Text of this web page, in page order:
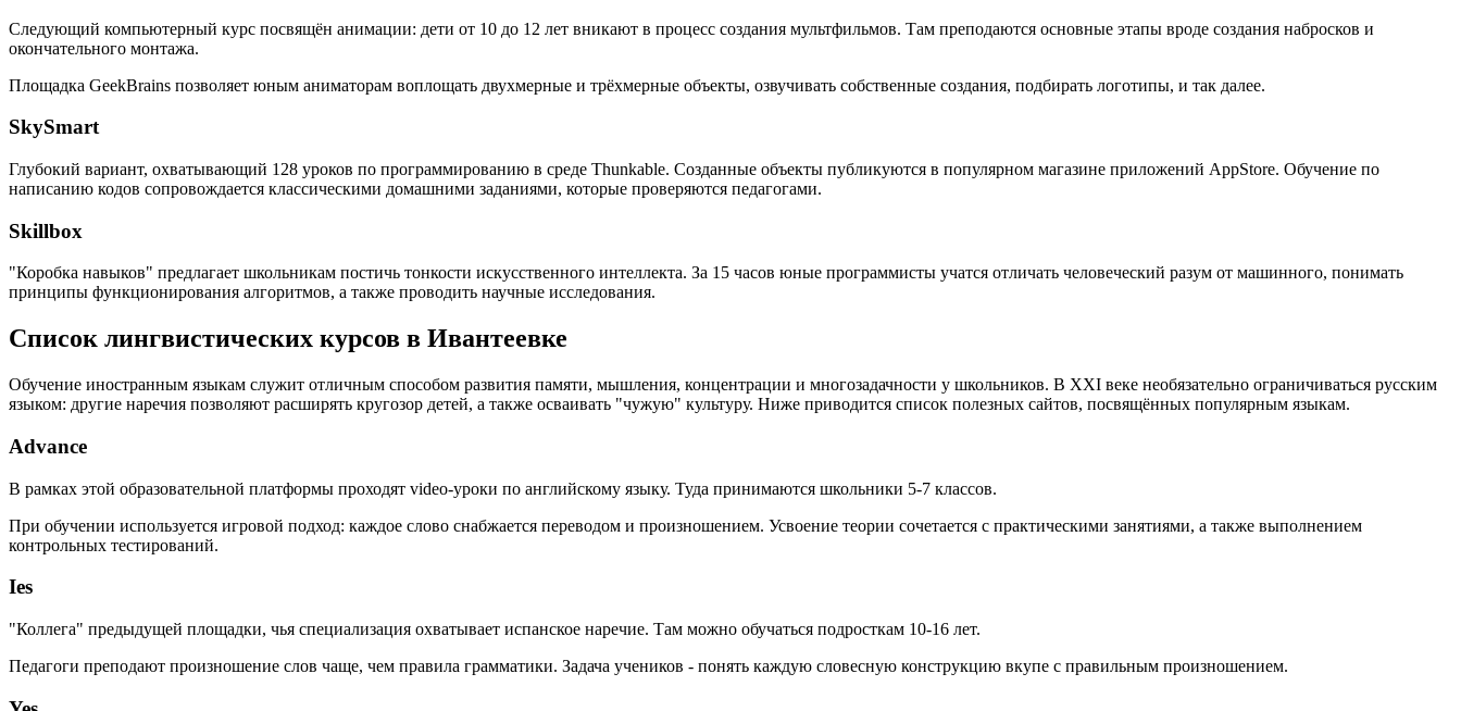
Следующий компьютерный курс посвящён анимации: дети от 10 до 12 лет вникают в процесс создания мультфильмов. Там преподаются основные этапы вроде создания набросков и
окончательного монтажа.
Площадка GeekBrains позволяет юным аниматорам воплощать двухмерные и трёхмерные объекты, озвучивать собственные создания, подбирать логотипы, и так далее.
SkySmart
Глубокий вариант, охватывающий 128 уроков по программированию в среде Thunkable. Созданные объекты публикуются в популярном магазине приложений AppStore. Обучение по
написанию кодов сопровождается классическими домашними заданиями, которые проверяются педагогами.
Skillbox
"Коробка навыков" предлагает школьникам постичь тонкости искусственного интеллекта. За 15 часов юные программисты учатся отличать человеческий разум от машинного, понимать
принципы функционирования алгоритмов, а также проводить научные исследования.
Список лингвистических курсов в Ивантеевке
Обучение иностранным языкам служит отличным способом развития памяти, мышления, концентрации и многозадачности у школьников. В XXI веке необязательно ограничиваться русским
языком: другие наречия позволяют расширять кругозор детей, а также осваивать "чужую" культуру. Ниже приводится список полезных сайтов, посвящённых популярным языкам.
Advance
В рамках этой образовательной платформы проходят video-уроки по английскому языку. Туда принимаются школьники 5-7 классов.
При обучении используется игровой подход: каждое слово снабжается переводом и произношением. Усвоение теории сочетается с практическими занятиями, а также выполнением
контрольных тестирований.
Ies
"Коллега" предыдущей площадки, чья специализация охватывает испанское наречие. Там можно обучаться подросткам 10-16 лет.
Педагоги преподают произношение слов чаще, чем правила грамматики. Задача учеников - понять каждую словесную конструкцию вкупе с правильным произношением.